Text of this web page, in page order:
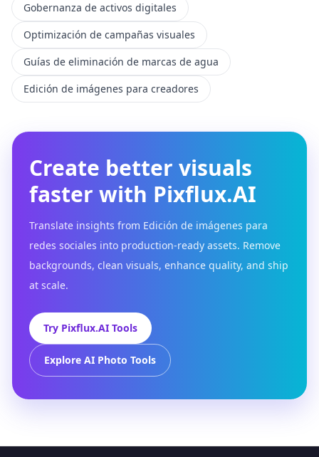
Gobernanza de activos digitales
Optimización de campañas visuales
Guías de eliminación de marcas de agua
Edición de imágenes para creadores
Create better visuals
faster with Pixflux.AI
Translate insights from Edición de imágenes para
redes sociales into production-ready assets. Remove
backgrounds, clean visuals, enhance quality, and ship
at scale.
Try Pixflux.AI Tools
Explore AI Photo Tools